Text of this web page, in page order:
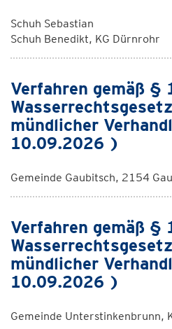
Schuh Sebastian
Schuh Benedikt, KG Dürnrohr
Verfahren gemäß §
mündlicher
10.09.2026 )
Gemeinde Gaubitsch, 2154
Verfahren gemäß §
mündlicher
10.09.2026 )
Gemeinde Unterstinkenbrunn,